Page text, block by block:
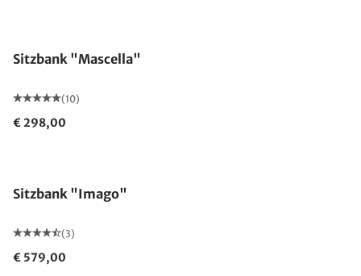
Sitzbank "Mascella"
(10)
€ 298,00
Sitzbank "Imago"
(3)
€ 579,00